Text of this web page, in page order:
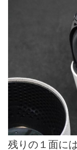
残りの１面に